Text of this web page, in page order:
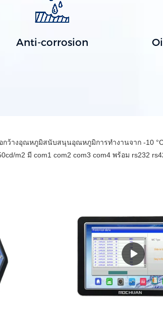
Anti-corrosion
กว้างอุณหภูมิสนับสนุนอุณหภูมิการทำงานจาก -10
m2 มี com1 com2 com3 com4 พร้อม rs232